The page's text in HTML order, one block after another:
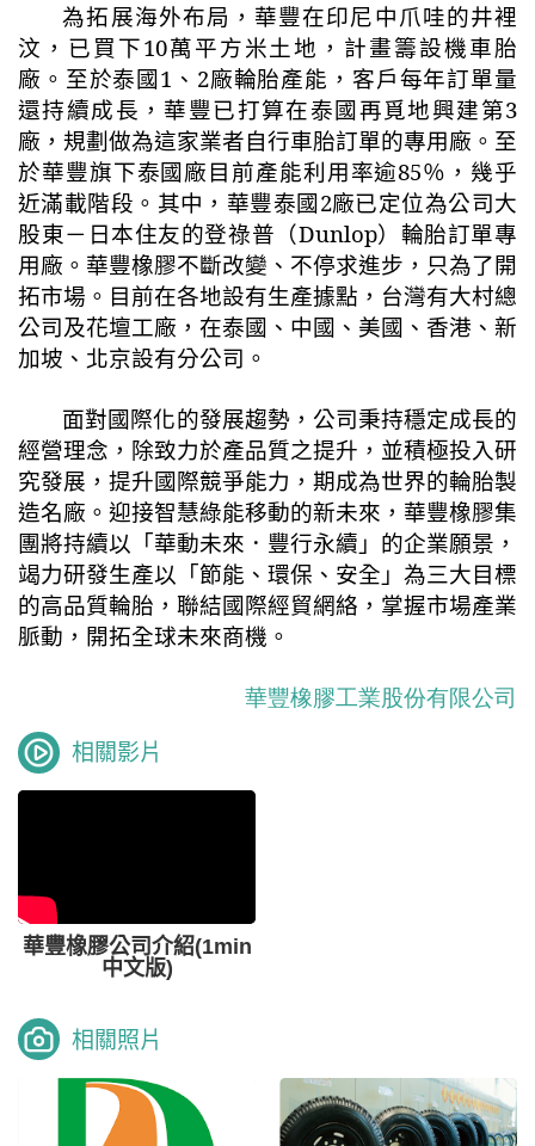
為拓展海外布局，華豐在印尼中爪哇的井裡
汶，已買下10萬平方米土地，計畫籌設機車胎
廠。至於泰國1 、 2廠輪胎產能，客戶每年訂單量
還持續成長，華豐已打算在泰國再覓地興建第3
廠，規劃做為這家業者自行車胎訂單的專用廠。至
於華豐旗下泰國廠目前產能利用率逾85％，幾乎
近滿載階段。其中，華豐泰國2廠已定位為公司大
股東－日本住友的登祿普（Dunlop）輪胎訂單專
用廠。華豐橡膠不斷改變、不停求進步，只為了開
拓市場。目前在各地設有生產據點，台灣有大村總
公司及花壇工廠，在泰國、中國、美國、香港、新
加坡、北京設有分公司。
面對國際化的發展趨勢，公司秉持穩定成長的
經營理念，除致力於產品質之提升，並積極投入研
究發展，提升國際競爭能力，期成為世界的輪胎製
造名廠。 迎接智慧綠能移動的新未來，華豐橡膠集
團將持續以「華動未來．豐行永續」的企業願景，
竭力研發生產以「節能、環保、安全」為三大目標
的高品質輪胎，聯結國際經貿網絡，掌握市場產業
脈動，開拓全球未來商機。
華豐橡膠工業股份有限公司
相關影片
華豐橡膠公司介紹(1min
中文版)
相關照片